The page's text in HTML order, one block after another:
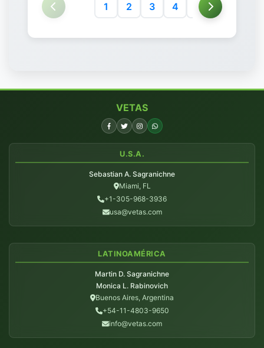
1 2 3 4 5 6
VETAS
U.S.A.
Sebastian A. Sagranichne
Miami, FL
+1-305-968-3936
usa@vetas.com
LATINOAMÉRICA
Martin D. Sagranichne
Monica L. Rabinovich
Buenos Aires, Argentina
+54-11-4803-9650
info@vetas.com